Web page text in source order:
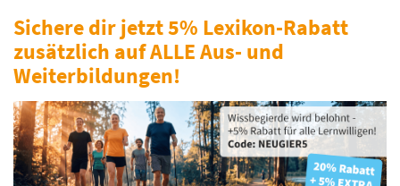
Sichere dir jetzt 5% Lexikon-Rabatt
zusätzlich auf ALLE Aus- und
Weiterbildungen!